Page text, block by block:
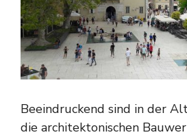
Beeindruckend sind in der
die architektonischen